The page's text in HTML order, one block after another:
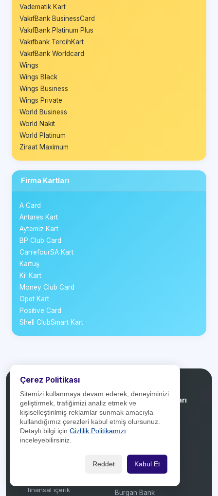
Vadematik Kart
VakıfBank BusinessCard
VakıfBank Platinum Plus
Vakıfbank TercihKart
VakıfBank Worldcard
Wings
Wings Black
Wings Business
Wings Private
World Business
World Nakit
World Platinum
Ziraat Maximum
Firma Kartları
A Card
Antares Kart
Aytemiz Kart
BP Club Card
CarrefourSA Kart
Kartuş
Ki! Kart
Money Club Card
Opet Kart
Positive Card
Shell ClubSmart Kart
Kredikartlari.net
Türkiye'deki bankaların
kredi kartlarını ve bu
kartlara ait güncel
getiren, karşılaştırma ve
finansal içerik
Banka Kampanyaları
Akbank
Aktif Bank
AlternatifBank
Burgan Bank
Çerez Politikası
Sitemizi kullanmaya devam ederek, deneyiminizi
geliştirmek, trafiğimizi analiz etmek ve
kişiselleştirilmiş reklamlar sunmak amacıyla
kullandığımız çerezleri kabul etmiş olursunuz.
Detaylı bilgi için Gizlilik Politikamızı
inceleyebilirsiniz.
Reddet Kabul Et